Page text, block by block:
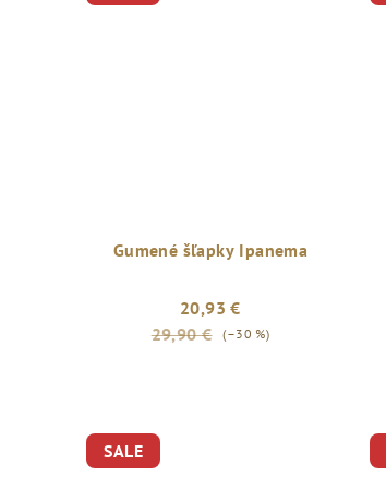
Gumené šľapky Ipanema
20,93 €
29,90 €
(–30 %)
SALE